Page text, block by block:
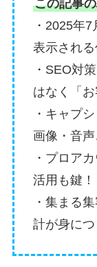
この記事
・2025年
表示され
・SEO対
はなく「お
・キャプ
画像・音
・プロア
活用も鍵！
・集まる
計が身に